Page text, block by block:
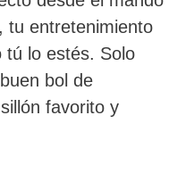
tu entretenimiento
tú lo estés. Solo
bol de
favorito y